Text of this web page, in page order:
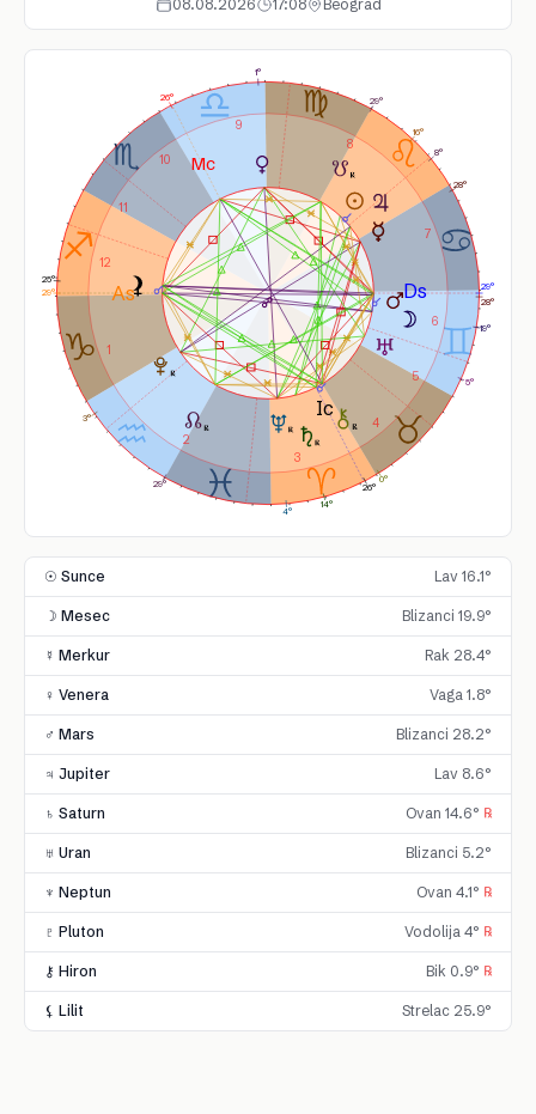
08.08.2026 17:08 Beograd
1
2
3
4
5
6
7
8
9
10
11
12
16°
19°
28°
1°
28°
8°
14°
5°
4°
3°
29° 0°
29°
26°
29°
26°
25°
29°
☉ Sunce Lav 16.1°
☽ Mesec Blizanci 19.9°
☿ Merkur Rak 28.4°
♀ Venera Vaga 1.8°
♂ Mars Blizanci 28.2°
♃ Jupiter Lav 8.6°
♄ Saturn Ovan 14.6° ℞
♅ Uran Blizanci 5.2°
♆ Neptun Ovan 4.1° ℞
♇ Pluton Vodolija 4° ℞
⚷ Hiron Bik 0.9° ℞
⚸ Lilit Strelac 25.9°